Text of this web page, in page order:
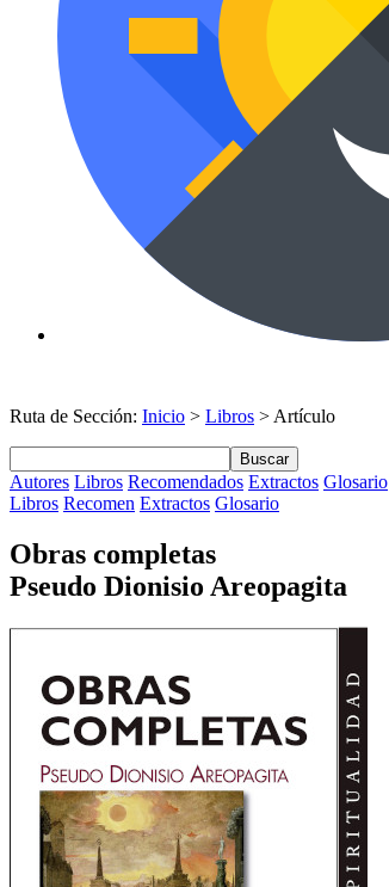
Ruta de Sección: Inicio > Libros > Artículo
Buscar
Autores Libros Recomendados Extractos Glosario
Libros Recomen Extractos Glosario
Obras completas
Pseudo Dionisio Areopagita